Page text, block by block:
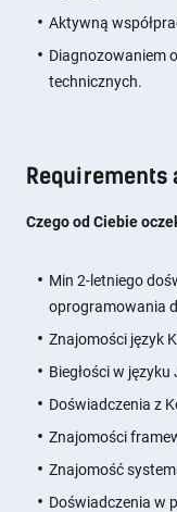
Aktywną
Diagnozowaniem
technicznych.
Czego od Ciebie
Min 2-letniego
oprogramowania
Znajomości język
Biegłości w języku
Doświadczenia z
Znajomości
Znajomość
Doświadczenia w